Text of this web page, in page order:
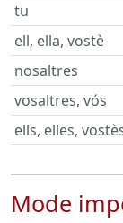
tu
ell, ella, vostè
nosaltres
vosaltres, vós
ells, elles,
Mode